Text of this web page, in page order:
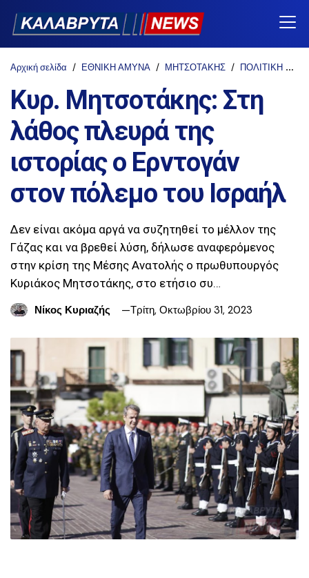
Αρχική σελίδα ΕΘΝΙΚΗ ΑΜΥΝΑ ΜΗΤΣΟΤΑΚΗΣ ΠΟΛΙΤΙΚΗ
Κυρ. Μητσοτάκης: Στη
λάθος πλευρά της
ιστορίας ο Ερντογάν
στον πόλεμο του Ισραήλ
Δεν είναι ακόμα αργά να συζητηθεί το μέλλον της
Γάζας και να βρεθεί λύση, δήλωσε αναφερόμενος
στην κρίση της Μέσης Ανατολής ο πρωθυπουργός
Κυριάκος Μητσοτάκης, στο ετήσιο συ…
Νίκος Κυριαζής
Τρίτη, Οκτωβρίου 31, 2023